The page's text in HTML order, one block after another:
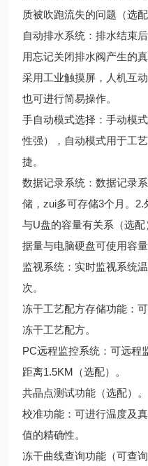
质被吹跑流失的问题（选配
自动排水系统：排水结束
用忘记关闭排水阀产生的
采用工业触摸屏，人机互
也可进行简易操作。
手自动模式选择：手动模
性强），自动模式用于工
捷。
数据记录系统：数据记录
储，zui多可存储3个月。
与U盘的容量有关系（选
据量与电脑硬盘可使用容
监视系统：实时监视系统
次。
冻干工艺配方存储功能：
冻干工艺配方。
PC远程监控系统：可远程
距离1.5KM（选配）。
共晶点测试功能（选配）。
校准功能：可进行温度及
值的精确性。
冻干曲线查询功能（可查